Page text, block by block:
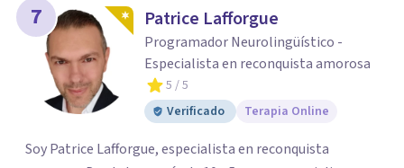
7 Patrice Lafforgue
Programador Neurolingüístico -
Especialista en reconquista amorosa
5 / 5
Verificado
Terapia Online
Soy Patrice Lafforgue, especialista en reconquista